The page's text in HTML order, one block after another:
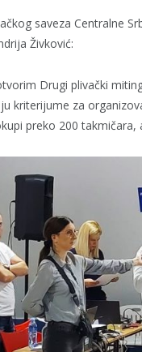
saveza Centralne
Živković:
Drugi plivački
kriterijume za
preko 200